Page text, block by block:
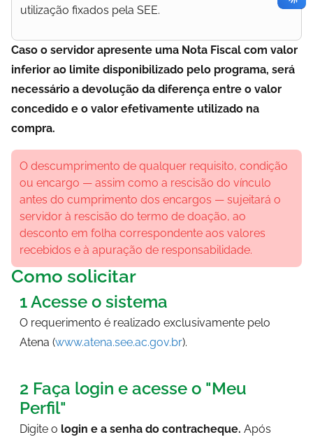
utilização fixados pela SEE.
Caso o servidor apresente uma Nota Fiscal com valor
inferior ao limite disponibilizado pelo programa, será
necessário a devolução da diferença entre o valor
concedido e o valor efetivamente utilizado na
compra.
O descumprimento de qualquer requisito, condição
ou encargo — assim como a rescisão do vínculo
antes do cumprimento dos encargos — sujeitará o
servidor à rescisão do termo de doação, ao
desconto em folha correspondente aos valores
recebidos e à apuração de responsabilidade.
Como solicitar
1 Acesse o sistema
O requerimento é realizado exclusivamente pelo
Atena (www.atena.see.ac.gov.br).
2 Faça login e acesse o "Meu
Perfil"
Digite o login e a senha do contracheque. Após